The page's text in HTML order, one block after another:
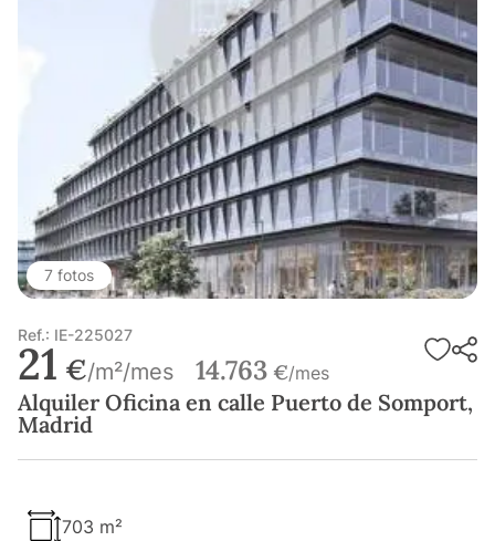
7 fotos
Ref.: IE-225027
21 €/m²/mes 14.763 €/mes
Alquiler Oficina en calle Puerto de Somport,
Madrid
703 m²